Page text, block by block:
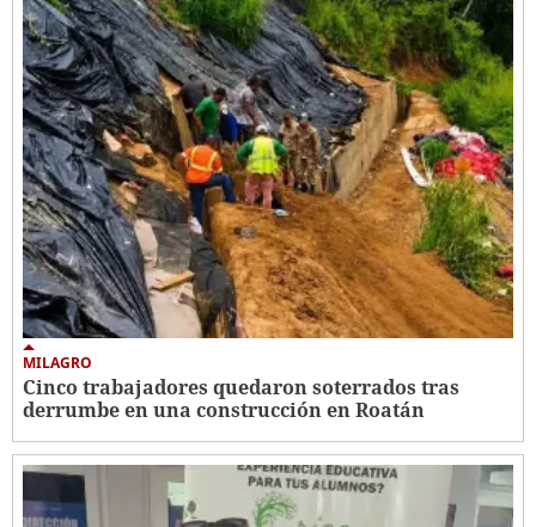
MILAGRO
Cinco trabajadores quedaron soterrados tras
derrumbe en una construcción en Roatán